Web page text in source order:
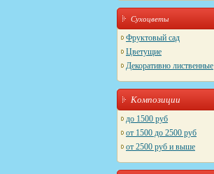
Сухоцветы
Фруктовый сад
Цветущие
Декоративно лиственные
Композиции
до 1500 руб
от 1500 до 2500 руб
от 2500 руб и выше